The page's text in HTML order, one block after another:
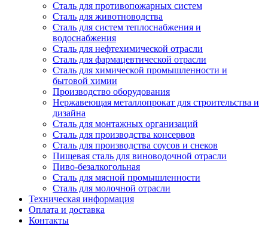
Сталь для противопожарных систем
Сталь для животноводства
Сталь для систем теплоснабжения и
водоснабжения
Сталь для нефтехимической отрасли
Сталь для фармацевтической отрасли
Сталь для химической промышленности и
бытовой химии
Производство оборудования
Нержавеющая металлопрокат для строительства и
дизайна
Сталь для монтажных организаций
Сталь для производства консервов
Сталь для производства соусов и снеков
Пищевая сталь для виноводочной отрасли
Пиво-безалкогольная
Сталь для мясной промышленности
Сталь для молочной отрасли
Техническая информация
Оплата и доставка
Контакты